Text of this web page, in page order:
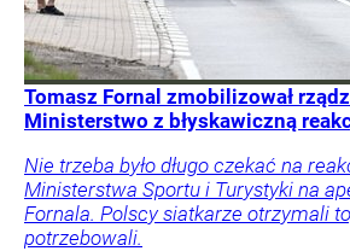
Tomasz Fornal zmobilizował
Ministerstwo z błyskawiczną
Nie trzeba było długo czekać na
Ministerstwa Sportu i Turystyki na
Fornala. Polscy siatkarze otrzymali
potrzebowali.